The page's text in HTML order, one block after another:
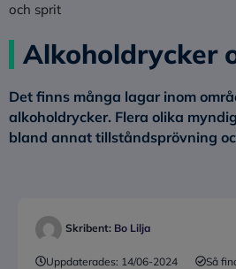
och sprit
Alkoholdrycker
Det finns många lagar inom
alkoholdrycker. Flera olika
bland annat tillståndsprövning
Skribent: Bo Lilja
Uppdaterades: 14/06-2024 Så